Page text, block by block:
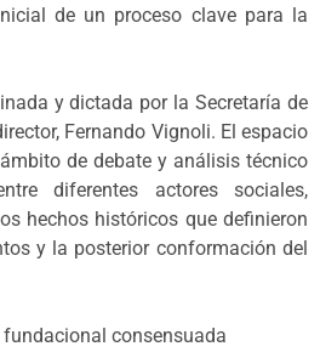
de un proceso clave para la
y dictada por la Secretaría de
Fernando Vignoli. El espacio
de debate y análisis técnico
diferentes actores sociales,
hechos históricos que definieron
y la posterior conformación del
consensuada